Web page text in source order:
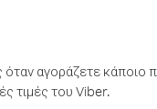
αγοράζετε κάποιο
τιμές του Viber.